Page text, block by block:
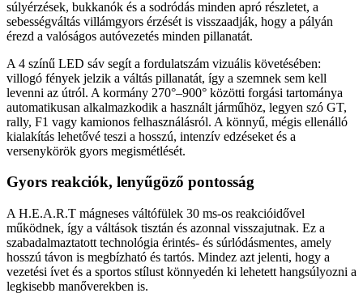
súlyérzések, bukkanók és a sodródás minden apró részletet, a
sebességváltás villámgyors érzését is visszaadják, hogy a pályán
érezd a valóságos autóvezetés minden pillanatát.
A 4 színű LED sáv segít a fordulatszám vizuális követésében:
villogó fények jelzik a váltás pillanatát, így a szemnek sem kell
levenni az útról. A kormány 270°–900° közötti forgási tartománya
automatikusan alkalmazkodik a használt járműhöz, legyen szó GT,
rally, F1 vagy kamionos felhasználásról. A könnyű, mégis ellenálló
kialakítás lehetővé teszi a hosszú, intenzív edzéseket és a
versenykörök gyors megismétlését.
Gyors reakciók, lenyűgöző pontosság
A H.E.A.R.T mágneses váltófülek 30 ms-os reakcióidővel
működnek, így a váltások tisztán és azonnal visszajutnak. Ez a
szabadalmaztatott technológia érintés- és súrlódásmentes, amely
hosszú távon is megbízható és tartós. Mindez azt jelenti, hogy a
vezetési ívet és a sportos stílust könnyedén ki lehetett hangsúlyozni a
legkisebb manőverekben is.